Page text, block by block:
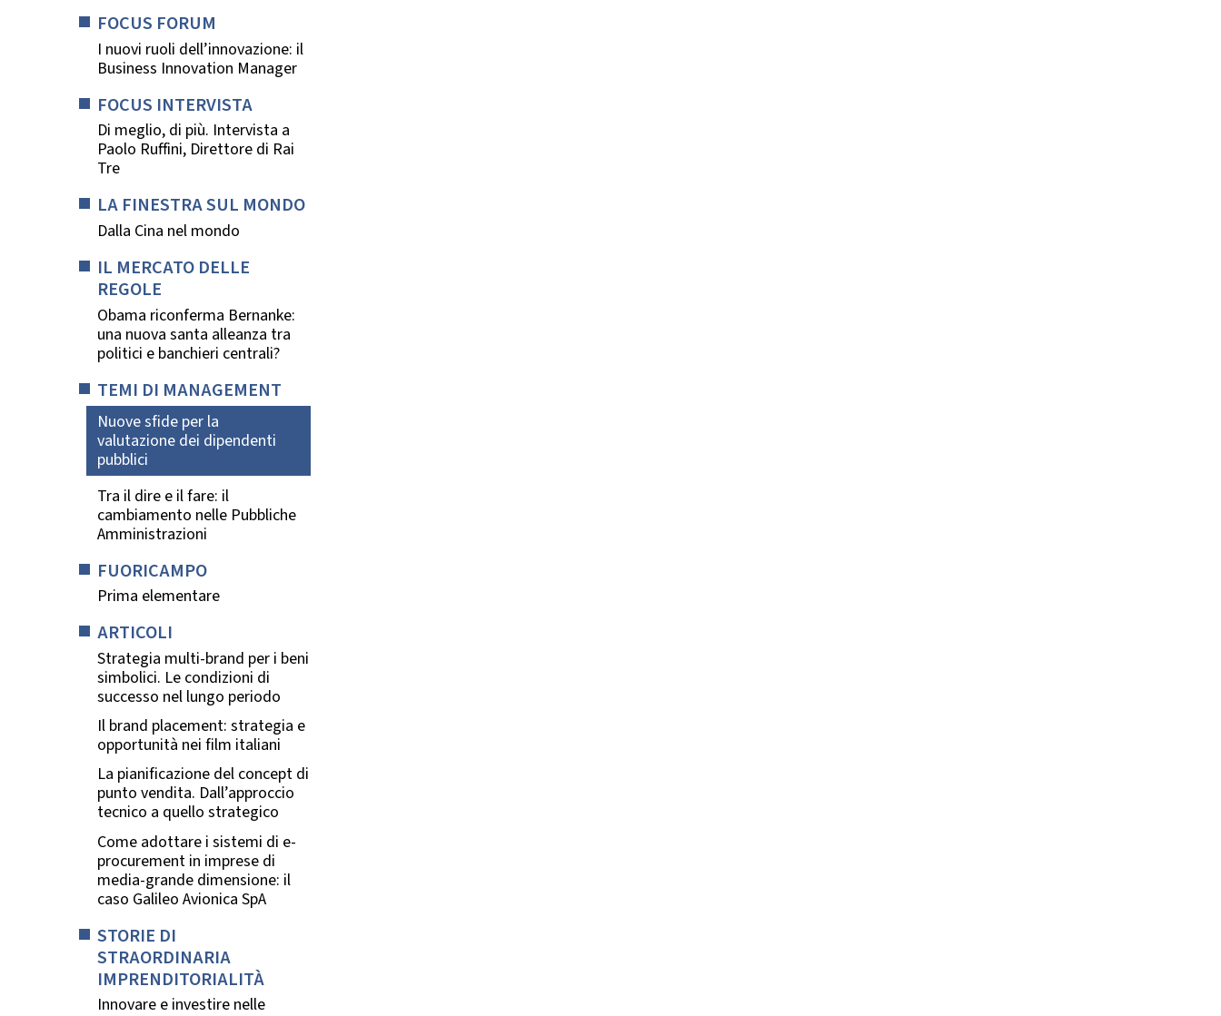
FOCUS FORUM
I nuovi ruoli dell’innovazione: il
Business Innovation Manager
FOCUS INTERVISTA
Di meglio, di più. Intervista a
Paolo Ruffini, Direttore di Rai
Tre
LA FINESTRA SUL MONDO
Dalla Cina nel mondo
IL MERCATO DELLE
REGOLE
Obama riconferma Bernanke:
una nuova santa alleanza tra
politici e banchieri centrali?
TEMI DI MANAGEMENT
Nuove sfide per la
valutazione dei dipendenti
pubblici
Tra il dire e il fare: il
cambiamento nelle Pubbliche
Amministrazioni
FUORICAMPO
Prima elementare
ARTICOLI
Strategia multi-brand per i beni
simbolici. Le condizioni di
successo nel lungo periodo
Il brand placement: strategia e
opportunità nei film italiani
La pianificazione del concept di
punto vendita. Dall’approccio
tecnico a quello strategico
Come adottare i sistemi di e-
procurement in imprese di
media-grande dimensione: il
caso Galileo Avionica SpA
STORIE DI
STRAORDINARIA
IMPRENDITORIALITÀ
Innovare e investire nelle